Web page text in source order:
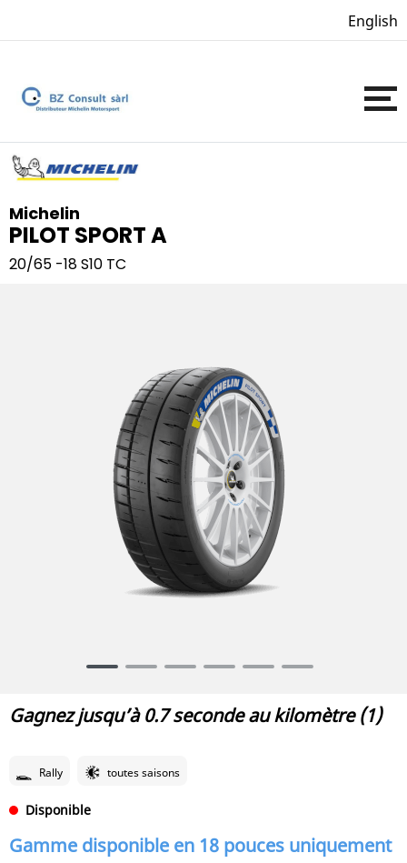
English
Michelin
PILOT SPORT A
20/65 -18S10 TC
6
Gagnez jusqu’à 0.7 seconde au kilomètre (1)
Rally toutes saisons
Disponible
Gamme disponible en 18 pouces uniquement